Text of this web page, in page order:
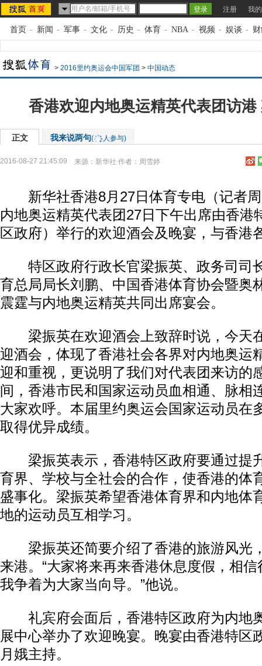
注册 我
首页 - 新闻 - 军事 - 文化 - 历史 - 体育 - NBA - 视频 - 娱谈 -
> 2016里约奥运会中国军团 > 中国动态
香港欢迎内地奥运精英代表团访港
正文 我来说两句( 人参与)
2016-08-27 21:45:09 来源： 新华社 作者：周雪婷
新华社香港8月27日体育专电（记者周
内地奥运精英代表团27日下午出席由香港
区政府）举行的欢迎酒会及晚宴，与香港
特区政府行政长官梁振英、政务司司
育总局局长刘鹏、中国香港体育协会暨奥
震霆与内地奥运精英共同出席宴会。
梁振英在欢迎酒会上致辞时说，今天
迎酒会，体现了香港社会各界对内地奥运
迎和重视，更说明了我们对代表团来访的
间，香港市民和国家运动员血相通、脉相
大家欢呼。本届里约奥运会国家运动员在
取得优异成绩。
梁振英表示，香港特区政府要通过提
育界、学校与全社会的合作，使香港的体
盛事化。梁振英希望香港体育界和内地体
地的运动员互相学习。
梁振英还简要介绍了香港的旅游风光
来港。“大家将来再来香港休息度假，相
我争着为大家当向导。”他说。
礼宾府会面后，香港特区政府为内地
展中心举办了欢迎晚宴。晚宴由香港特区
月娥主持。